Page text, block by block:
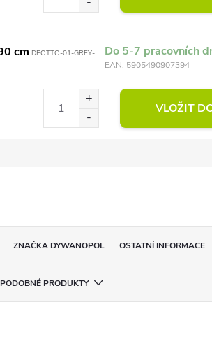
cm DPOTTO-01-GREY-
Do 5-7 pracovních
EAN: 5905490907394
VLOŽIT
ZNAČKA DYWANOPOL OSTATNÍ INFORMACE
PODOBNÉ PRODUKTY